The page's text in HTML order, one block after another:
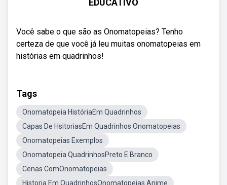
EDUCATIVO
Você sabe o que são as Onomatopeias? Tenho
certeza de que você já leu muitas onomatopeias em
histórias em quadrinhos!
Tags
Onomatopeia HistóriaEm Quadrinhos
Capas De HsitoriasEm Quadrinhos Onomatopeias
Onomatopeias Exemplos
Onomatopeia QuadrinhosPreto E Branco
Cenas ComOnomatopeias
Historia Em QuadrinhosOnomatopeias Anime